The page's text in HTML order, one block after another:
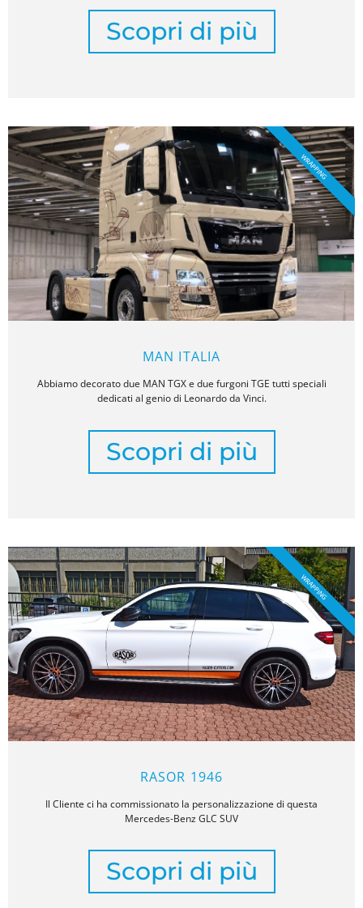
Scopri di più
MAN ITALIA
Abbiamo decorato due MAN TGX e due furgoni TGE tutti speciali
dedicati al genio di Leonardo da Vinci.
Scopri di più
WRAPPING
RASOR 1946
Il Cliente ci ha commissionato la personalizzazione di questa
Mercedes-Benz GLC SUV
Scopri di più
WRAPPING